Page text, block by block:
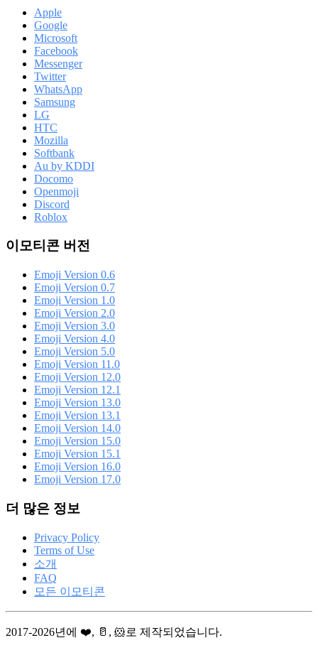
Apple
Google
Microsoft
Facebook
Messenger
Twitter
WhatsApp
Samsung
LG
HTC
Mozilla
Softbank
Au by KDDI
Docomo
Openmoji
Discord
Roblox
이모티콘 버전
Emoji Version 0.6
Emoji Version 0.7
Emoji Version 1.0
Emoji Version 2.0
Emoji Version 3.0
Emoji Version 4.0
Emoji Version 5.0
Emoji Version 11.0
Emoji Version 12.0
Emoji Version 12.1
Emoji Version 13.0
Emoji Version 13.1
Emoji Version 14.0
Emoji Version 15.0
Emoji Version 15.1
Emoji Version 16.0
Emoji Version 17.0
더 많은 정보
Privacy Policy
Terms of Use
소개
FAQ
모든 이모티콘
2017-2026년에 ❤️, 🥛, 🐹로 제작되었습니다.